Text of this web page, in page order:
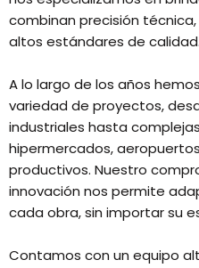
combinan precisión
altos estándares de calidad.
A lo largo de los años
variedad de proyectos,
industriales hasta
hipermercados,
productivos. Nuestro
innovación nos permite
cada obra, sin importar su
Contamos con un equipo